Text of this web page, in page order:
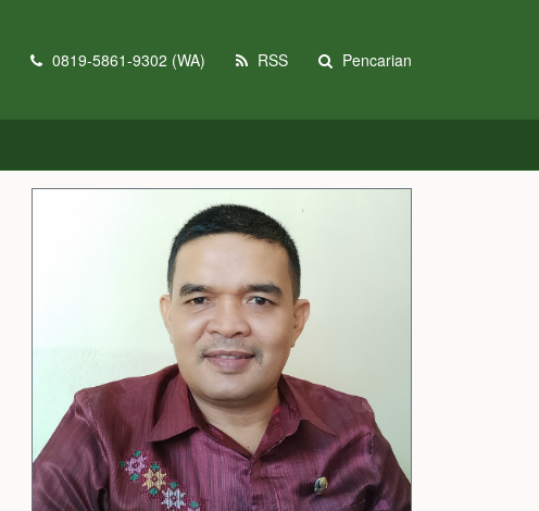
0819-5861-9302 (WA) RSS Pencarian